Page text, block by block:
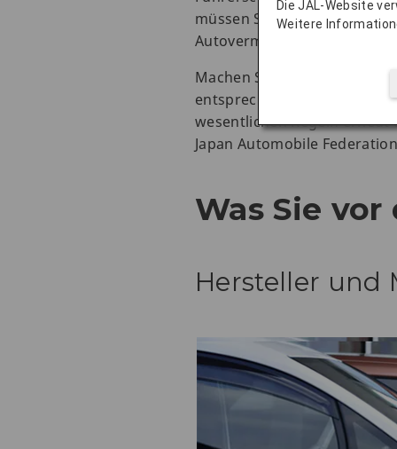
müssen Sie sie vor Ihrem
Autovermietungen händigen
Machen Sie sich bei den
entsprechen die
wesentlichen Regeln
Japan Automobile Federation
Was Sie
Hersteller und
Die JAL-Website
Weitere